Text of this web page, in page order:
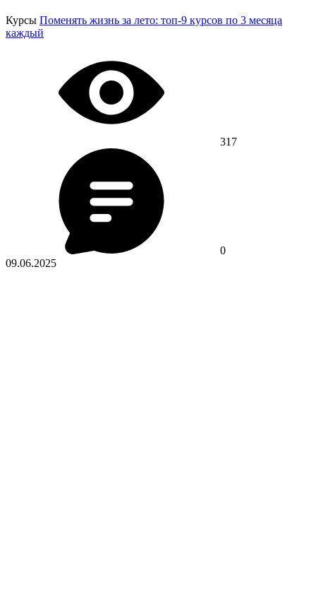
Курсы Поменять жизнь за лето: топ-9 курсов по 3 месяца
каждый
317
0
09.06.2025